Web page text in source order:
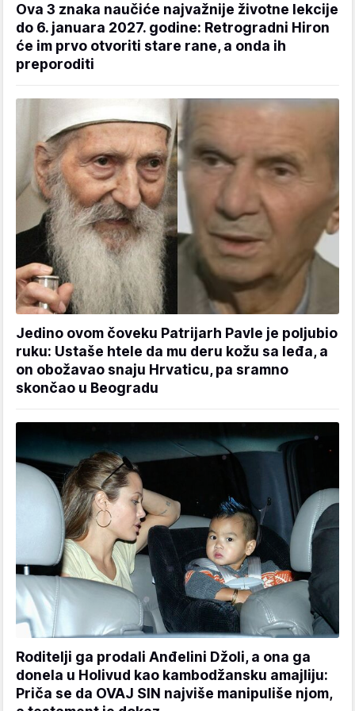
Ova 3 znaka naučiće najvažnije životne lekcije
do 6. januara 2027. godine: Retrogradni Hiron
će im prvo otvoriti stare rane, a onda ih
preporoditi
Jedino ovom čoveku Patrijarh Pavle je poljubio
ruku: Ustaše htele da mu deru kožu sa leđa, a
on obožavao snaju Hrvaticu, pa sramno
skončao u Beogradu
Roditelji ga prodali Anđelini Džoli, a ona ga
donela u Holivud kao kambodžansku amajliju:
Priča se da OVAJ SIN najviše manipuliše njom,